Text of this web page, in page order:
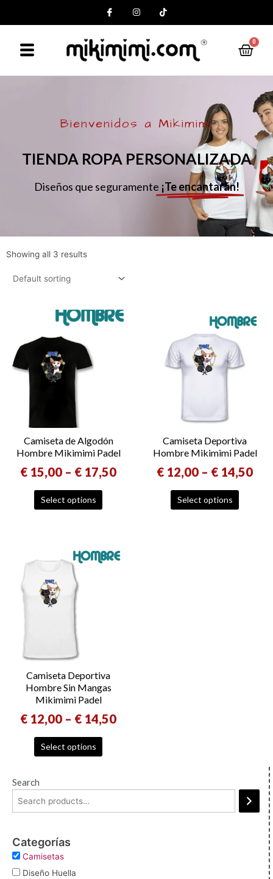
0
Bienvenidos a Mikimimi
TIENDA ROPA PERSONALIZADA
Diseños que seguramente ¡Te encantarán!
Search
Categorías
Camisetas
Diseño Huella
Showing all 3 results
Camiseta de Algodón
Hombre Mikimimi Padel
€ 15,00 – € 17,50
Select options
Camiseta Deportiva
Hombre Mikimimi Padel
€ 12,00 – € 14,50
Select options
Camiseta Deportiva
Hombre Sin Mangas
Mikimimi Padel
€ 12,00 – € 14,50
Select options